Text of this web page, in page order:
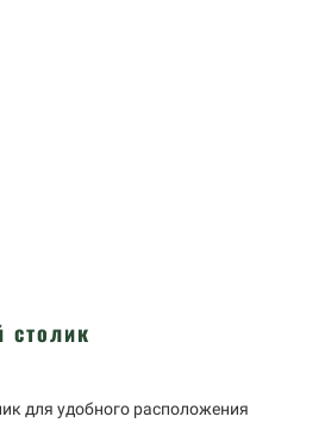
столик
для удобного расположения